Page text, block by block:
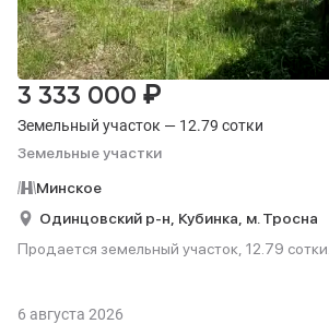
Земельный участок — 12.79 сотки
Земельные участки
3 333 000 ₽
Минское
Одинцовский р-н, Кубинка, м. Тросна
Продается земельный участок, 12.79 сотки.
6 августа 2026